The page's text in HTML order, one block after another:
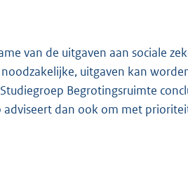
van de uitgaven aan sociale
uitgaven kan
Begrotingsruimte
dan ook om met